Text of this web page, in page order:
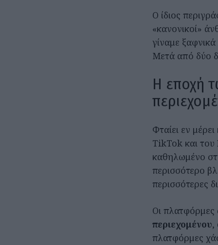
Ο ίδιος
«κανονικοί»
γίναμε
Μετά από δύο
Η εποχή
Φταίει εν
TikTok και του
καθηλωμένο
περισσότερο
περισσότερες
Οι πλατφόρμες
περιεχομένου,
πλατφόρμες